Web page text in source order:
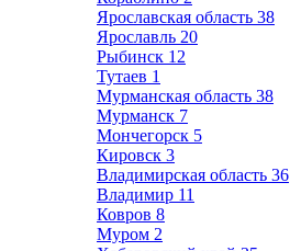
Ярославская область 38
Ярославль 20
Рыбинск 12
Тутаев 1
Мурманская область 38
Мурманск 7
Мончегорск 5
Кировск 3
Владимирская область 36
Владимир 11
Ковров 8
Муром 2